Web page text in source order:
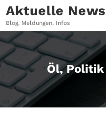
Inhalt
springen
Aktuelle
Blog, Meldungen, Infos
Öl,